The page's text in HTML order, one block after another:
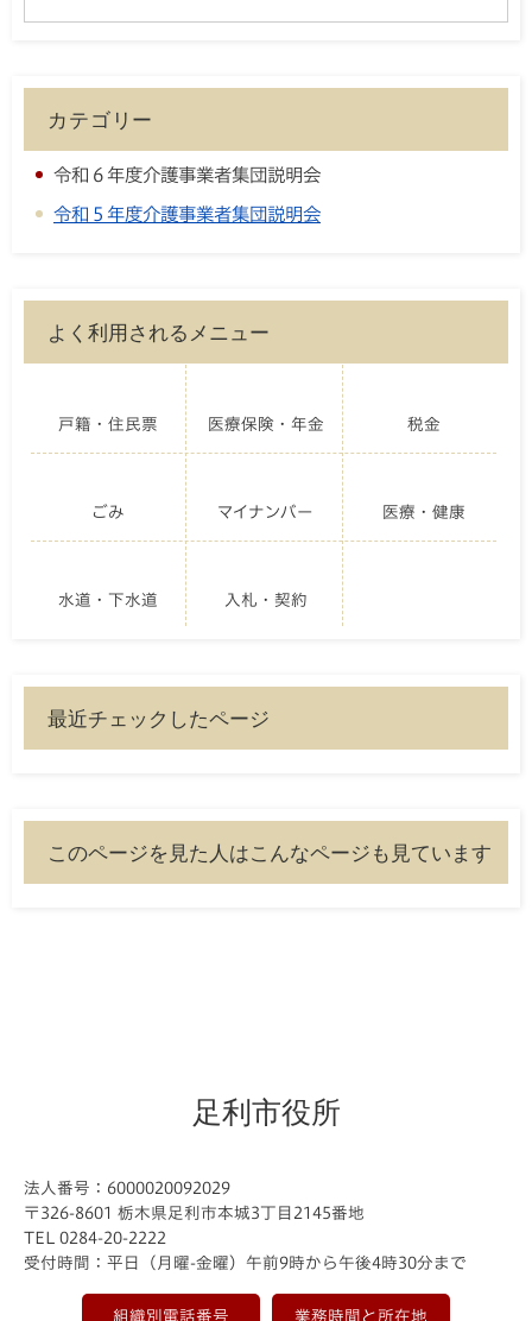
カテゴリー
令和６年度介護事業者集団説明会
令和５年度介護事業者集団説明会
よく利用されるメニュー
戸籍・住民票 医療保険・年金 税金
ごみ マイナンバー 医療・健康
水道・下水道 入札・契約
最近チェックしたページ
このページを見た人はこんなページも見ています
足利市役所
法人番号：6000020092029
〒326-8601 栃木県足利市本城3丁目2145番地
TEL 0284-20-2222
受付時間：平日（月曜-金曜）午前9時から午後4時30分まで
組織別電話番号 業務時間と所在地